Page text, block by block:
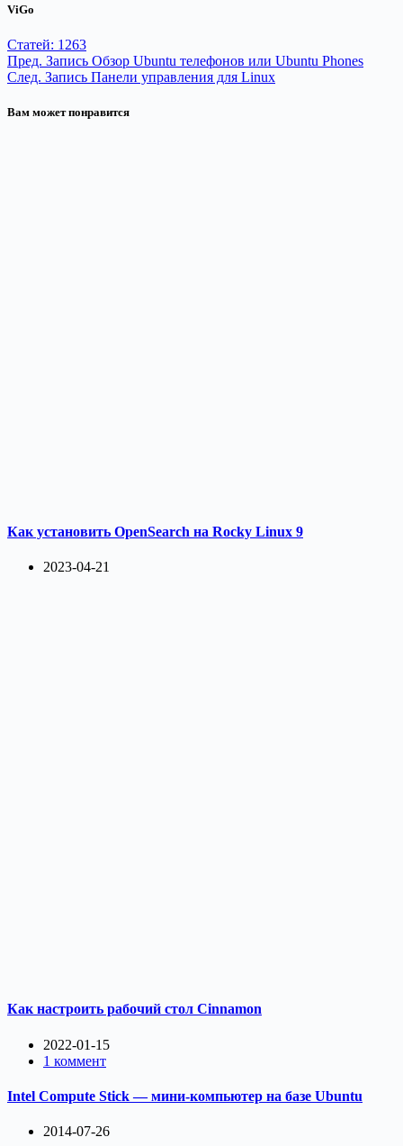
ViGo
Статей: 1263
Пред. Запись Обзор Ubuntu телефонов или Ubuntu Phones
След. Запись Панели управления для Linux
Вам может понравится
Как установить OpenSearch на Rocky Linux 9
2023-04-21
Как настроить рабочий стол Cinnamon
2022-01-15
1 коммент
Intel Compute Stick — мини-компьютер на базе Ubuntu
2014-07-26